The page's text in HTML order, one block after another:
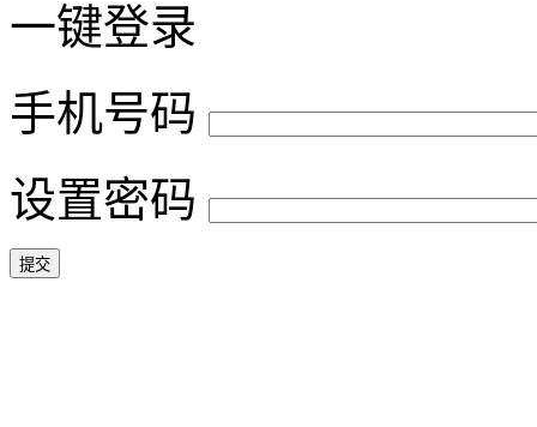
一键登录
手机号码
设置密码